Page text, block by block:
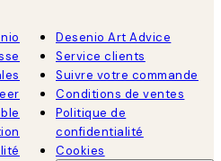
Desenio Art Advice
Service clients
Suivre votre commande
Conditions de ventes
Politique de
confidentialité
Cookies